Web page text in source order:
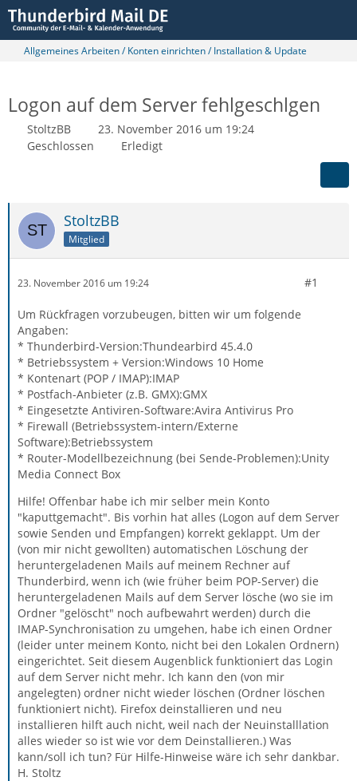
Allgemeines Arbeiten / Konten einrichten / Installation & Update
Logon auf dem Server fehlgeschlgen
StoltzBB
23. November 2016 um 19:24
Geschlossen
Erledigt
StoltzBB
Mitglied
23. November 2016 um 19:24 #1
Um Rückfragen vorzubeugen, bitten wir um folgende
Angaben:
* Thunderbird-Version:Thundearbird 45.4.0
* Betriebssystem + Version:Windows 10 Home
* Kontenart (POP / IMAP):IMAP
* Postfach-Anbieter (z.B. GMX):GMX
* Eingesetzte Antiviren-Software:Avira Antivirus Pro
* Firewall (Betriebssystem-intern/Externe
Software):Betriebssystem
* Router-Modellbezeichnung (bei Sende-Problemen):Unity
Media Connect Box
Hilfe! Offenbar habe ich mir selber mein Konto
"kaputtgemacht". Bis vorhin hat alles (Logon auf dem Server
sowie Senden und Empfangen) korrekt geklappt. Um der
(von mir nicht gewollten) automatischen Löschung der
heruntergeladenen Mails auf meinem Rechner auf
Thunderbird, wenn ich (wie früher beim POP-Server) die
heruntergeladenen Mails auf dem Server lösche (wo sie im
Ordner "gelöscht" noch aufbewahrt werden) durch die
IMAP-Synchronisation zu umgehen, habe ich einen Ordner
(leider unter meinem Konto, nicht bei den Lokalen Ordnern)
eingerichtet. Seit diesem Augenblick funktioniert das Login
auf dem Server nicht mehr. Ich kann den (von mir
angelegten) ordner nicht wieder löschen (Ordner löschen
funktioniert nicht). Firefox deinstallieren und neu
installieren hilft auch nicht, weil nach der Neuinstalllation
alles wieder so ist wie vor dem Deinstallieren.) Was
kann/soll ich tun? Für Hilfe-Hinweise wäre ich sehr dankbar.
H. Stoltz